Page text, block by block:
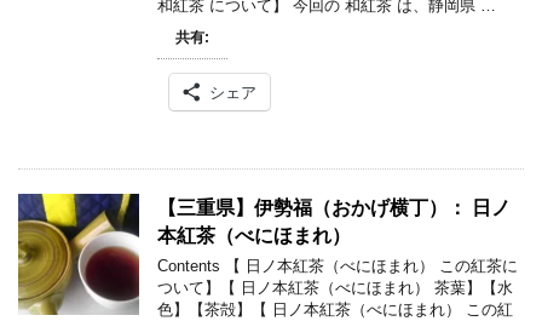
和紅茶 について】 今回の 和紅茶 は、静岡県 …
共有:
シェア
【三重県】伊勢福（おかげ横丁）： 日ノ
本紅茶（べにほまれ）
Contents 【 日ノ本紅茶（べにほまれ） この紅茶に
ついて】【 日ノ本紅茶（べにほまれ） 茶葉】【水
色】【茶殻】【 日ノ本紅茶（べにほまれ） この紅